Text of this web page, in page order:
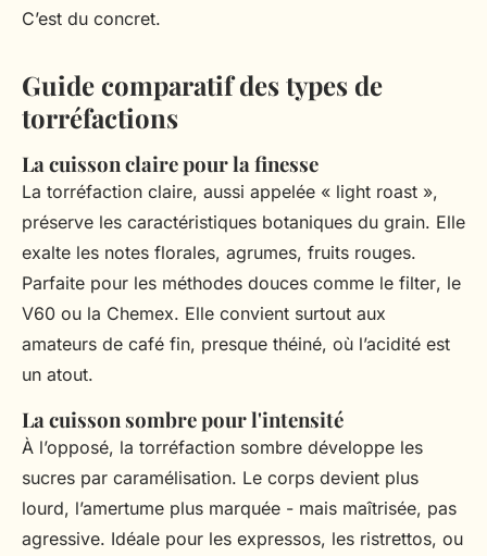
C’est du concret.
Guide comparatif des types de
torréfactions
La cuisson claire pour la finesse
La torréfaction claire, aussi appelée « light roast »,
préserve les caractéristiques botaniques du grain. Elle
exalte les notes florales, agrumes, fruits rouges.
Parfaite pour les méthodes douces comme le filter, le
V60 ou la Chemex. Elle convient surtout aux
amateurs de café fin, presque théiné, où l’acidité est
un atout.
La cuisson sombre pour l'intensité
À l’opposé, la torréfaction sombre développe les
sucres par caramélisation. Le corps devient plus
lourd, l’amertume plus marquée - mais maîtrisée, pas
agressive. Idéale pour les expressos, les ristrettos, ou